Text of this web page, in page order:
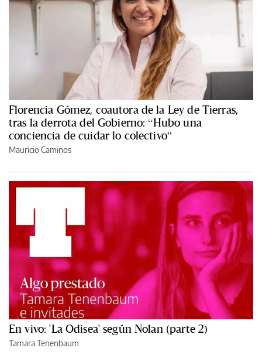
Florencia Gómez, coautora de la Ley de Tierras,
tras la derrota del Gobierno: “Hubo una
conciencia de cuidar lo colectivo”
Mauricio Caminos
En vivo: 'La Odisea' según Nolan (parte 2)
Tamara Tenenbaum